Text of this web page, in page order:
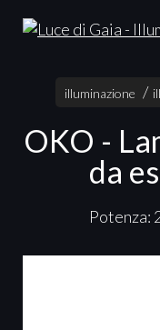
illuminazione
OKO -
da
Potenza: